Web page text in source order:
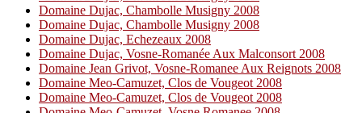
Domaine Dujac, Chambolle Musigny 2008
Domaine Dujac, Chambolle Musigny 2008
Domaine Dujac, Echezeaux 2008
Domaine Dujac, Vosne-Romanée Aux Malconsort 2008
Domaine Jean Grivot, Vosne-Romanee Aux Reignots 2008
Domaine Meo-Camuzet, Clos de Vougeot 2008
Domaine Meo-Camuzet, Clos de Vougeot 2008